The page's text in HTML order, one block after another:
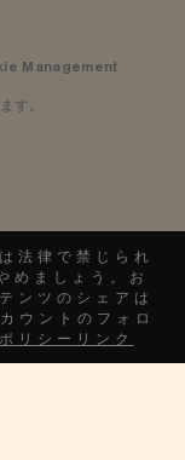
Management
す。
法律で禁じられ
めましょう。お
ンツのシェアは
ウントのフォロ
リシーリンク